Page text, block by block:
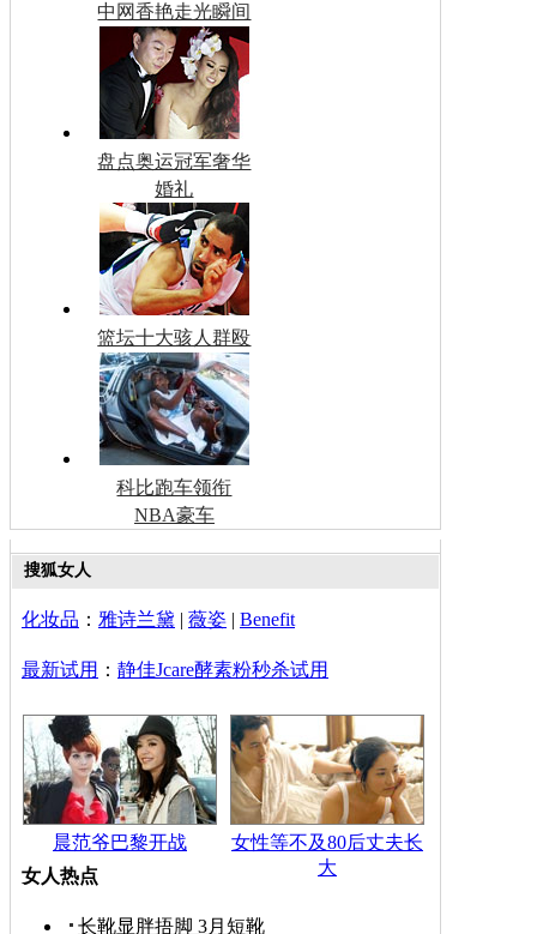
中网香艳走光瞬间
盘点奥运冠军奢华
婚礼
篮坛十大骇人群殴
科比跑车领衔
NBA豪车
搜狐女人
化妆品 ： 雅诗兰黛 | 薇姿 | Benefit
最新试用 ： 静佳Jcare酵素粉秒杀试用
晨范爷巴黎开战
女性等不及80后丈夫长
大
女人热点
长靴显胖捂脚 3月短靴